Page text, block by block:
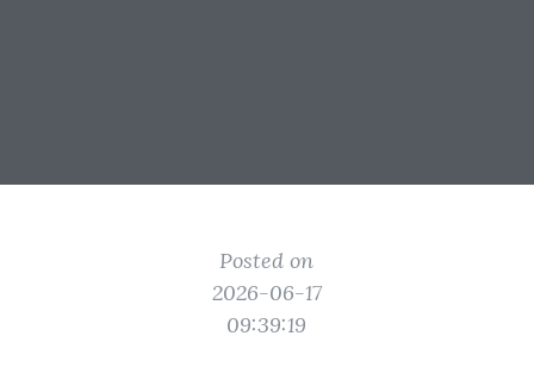
Posted on
2026-06-17
09:39:19